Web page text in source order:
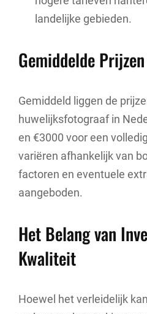
landelijke gebieden.
Gemiddelde Prijzen
Gemiddeld liggen de
huwelijksfotograaf in
en €3000 voor een
variëren afhankelijk van
factoren en eventuele
aangeboden.
Het Belang van
Kwaliteit
Hoewel het verleidelijk